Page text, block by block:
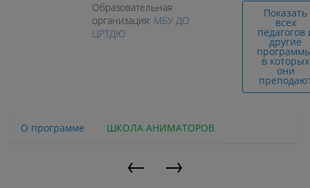
Образовательная
организация: МБУ ДО
ЦРТДЮ
Показать
всех
педагогов
другие
в которых
они
О программе ШКОЛА АНИМАТОРОВ
← →